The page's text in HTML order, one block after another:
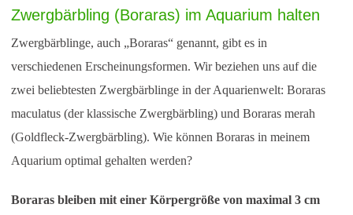
Zwergbärbling (Boraras) im Aquarium halten
Zwergbärblinge, auch „Boraras“ genannt, gibt es in
verschiedenen Erscheinungsformen. Wir beziehen uns auf die
zwei beliebtesten Zwergbärblinge in der Aquarienwelt: Boraras
maculatus (der klassische Zwergbärbling) und Boraras merah
(Goldfleck-Zwergbärbling). Wie können Boraras in meinem
Aquarium optimal gehalten werden?
Boraras bleiben mit einer Körpergröße von maximal 3 cm